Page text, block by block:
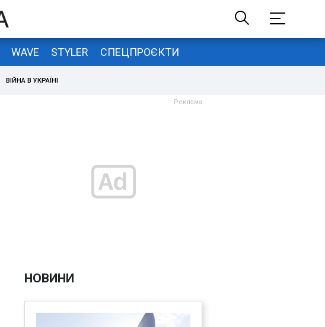
WAVE STYLER СПЕЦПРОЄКТИ
ВІЙНА В УКРАЇНІ
НОВИНИ